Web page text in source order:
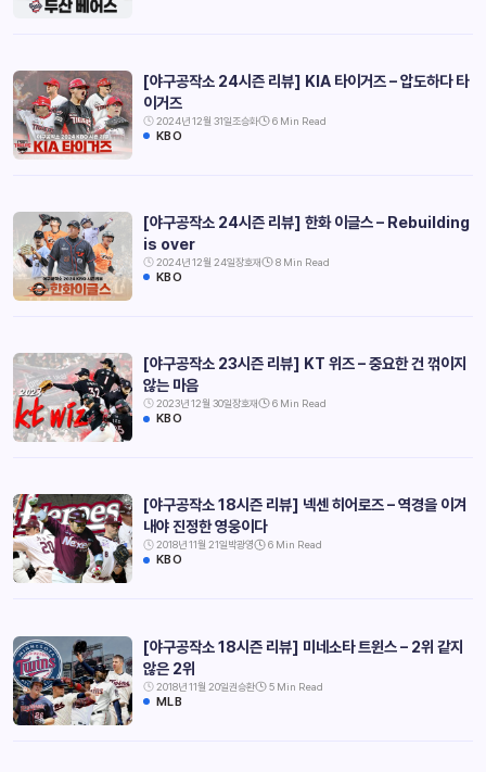
[야구공작소 24시즌 리뷰] KIA 타이거즈 – 압도하다 타
이거즈
2024년 12월 31일조승화 6 Min Read
KBO
[야구공작소 24시즌 리뷰] 한화 이글스 – Rebuilding
is over
2024년 12월 24일장호재 8 Min Read
KBO
[야구공작소 23시즌 리뷰] KT 위즈 – 중요한 건 꺾이지
않는 마음
2023년 12월 30일장호재 6 Min Read
KBO
[야구공작소 18시즌 리뷰] 넥센 히어로즈 – 역경을 이겨
내야 진정한 영웅이다
2018년 11월 21일박광영 6 Min Read
KBO
[야구공작소 18시즌 리뷰] 미네소타 트윈스 – 2위 같지
않은 2위
2018년 11월 20일권승환 5 Min Read
MLB